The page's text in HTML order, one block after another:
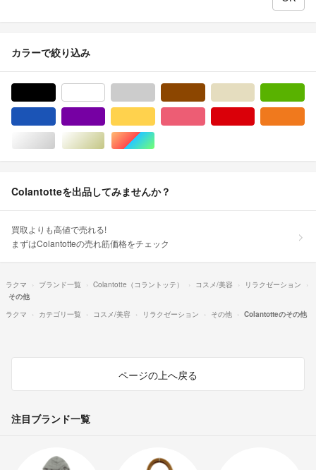
カラーで絞り込み
シルバー/銀色系ゴールド/金色系マルチカラー
Colantotteを出品してみませんか？
買取よりも高値で売れる!
まずはColantotteの売れ筋価格をチェック
ラクマ ブランド一覧 Colantotte（コラントッテ） コスメ/美容
リラクゼーション
その他
ラクマ
カテゴリ一覧 コスメ/美容 リラクゼーション その他 Colantotteのその他
ページの上へ戻る
注目ブランド一覧